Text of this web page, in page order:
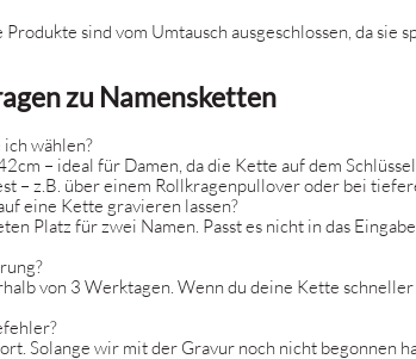
sind vom Umtausch ausgeschlossen, da sie
zu Namensketten
wählen?
– ideal für Damen, da die Kette auf dem
– z.B. über einem Rollkragenpullover oder bei
eine Kette gravieren lassen?
Platz für zwei Namen. Passt es nicht in das
von 3 Werktagen. Wenn du deine Kette
Solange wir mit der Gravur noch nicht begonnen